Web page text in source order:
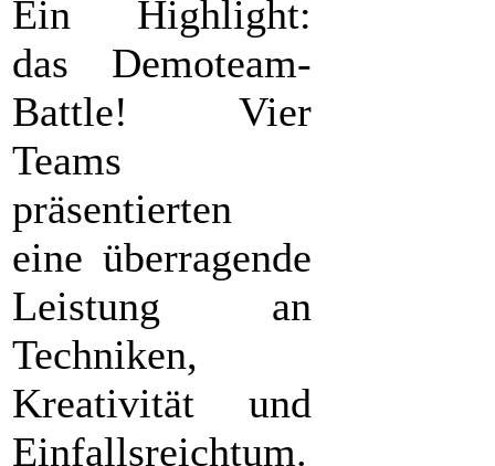
Ein Highlight:
das Demoteam-
Battle! Vier
Teams
präsentierten
eine überragende
Leistung an
Techniken,
Kreativität und
Einfallsreichtum.